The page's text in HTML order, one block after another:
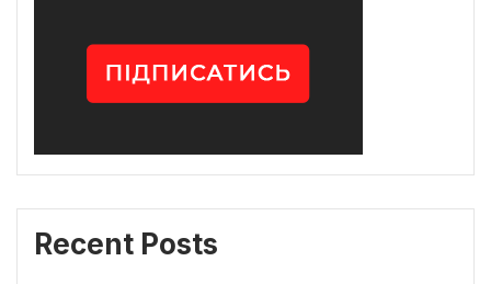
Recent Posts